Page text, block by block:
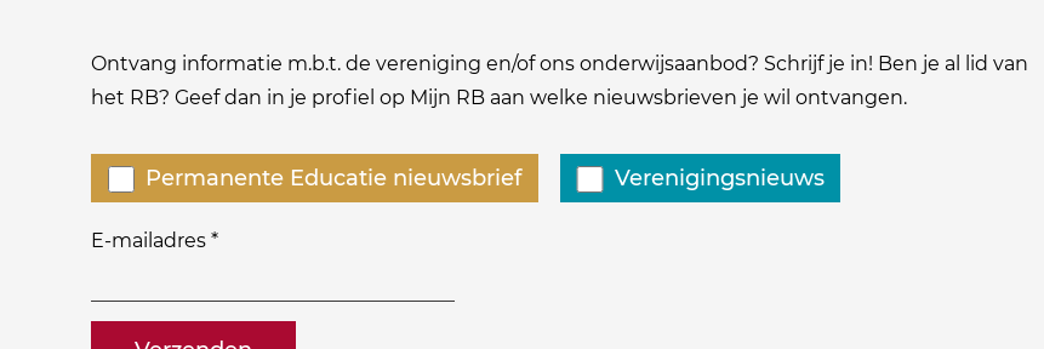
Ontvang informatie m.b.t. de vereniging en/of ons onderwijsaanbod? Schrijf je in! Ben je al lid van
het RB? Geef dan in je profiel op Mijn RB aan welke nieuwsbrieven je wil ontvangen.
E-mailadres *
naam@bedrijf.nl
Welke
nieuwsbrieven
zou
willen
ontvangen?
Permanente Educatie nieuwsbrief Verenigingsnieuws